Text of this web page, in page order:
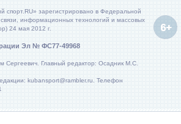
спорт.RU» зарегистрировано в Федеральной
информационных технологий и массовых
24 мая 2012 г.
Эл № ФС77-49968
Сергеевич. Главный редактор: Осадник М.С.
kubansport@rambler.ru. Телефон